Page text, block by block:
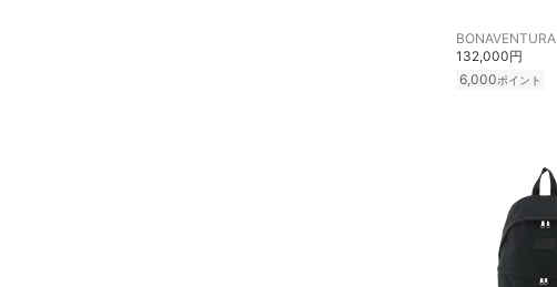
BONAVENTURA
132,000円
6,000ポイント